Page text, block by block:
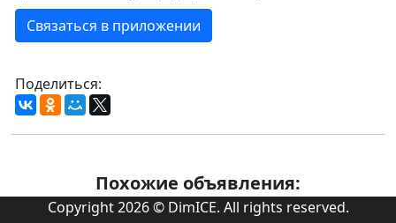
Связаться в приложении
Поделиться:
Похожие объявления:
Copyright 2026 © DimICE. All rights reserved.